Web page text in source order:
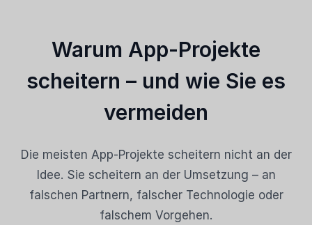
Warum App-Projekte
scheitern – und wie Sie es
vermeiden
Die meisten App-Projekte scheitern nicht an der
Idee. Sie scheitern an der Umsetzung – an
falschen Partnern, falscher Technologie oder
falschem Vorgehen.